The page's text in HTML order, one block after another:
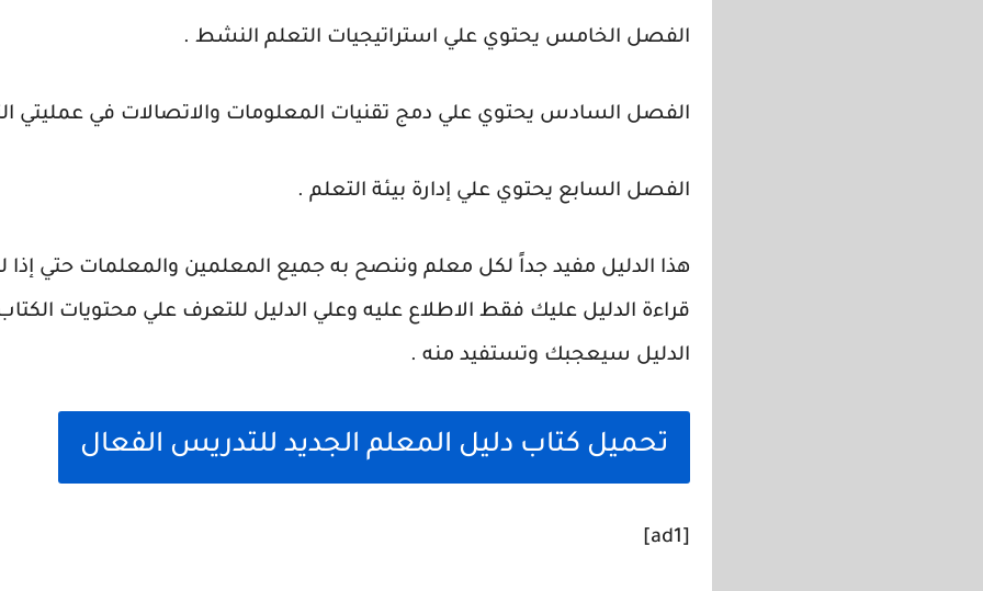
الفصل الخامس يحتوي علي استراتيجيات التعلم النشط .
الفصل السادس يحتوي علي دمج تقنيات المعلومات والاتصالات في عمليتي
الفصل السابع يحتوي علي إدارة بيئة التعلم .
هذا الدليل مفيد جداً لكل معلم وننصح به جميع المعلمين والمعلمات حتي إذا
قراءة الدليل عليك فقط الاطلاع عليه وعلي الدليل للتعرف علي محتويات
الدليل سيعجبك وتستفيد منه .
تحميل كتاب دليل المعلم الجديد للتدريس الفعال
[ad1]